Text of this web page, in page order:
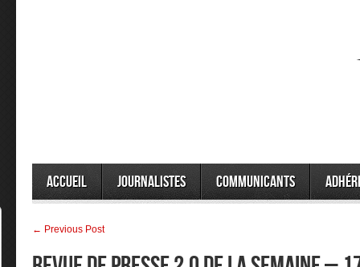
Accueil Journalistes Communicants
← Previous Post